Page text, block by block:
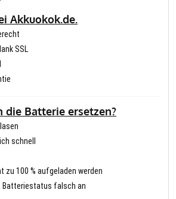
Akkuokok.de.
SSL
die Batterie ersetzen?
schnell
zu 100 % aufgeladen werden
Batteriestatus falsch an